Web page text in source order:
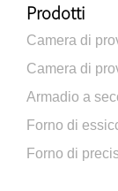
Prodotti
Camera di
Camera di
Armadio a
Forno di
Forno di